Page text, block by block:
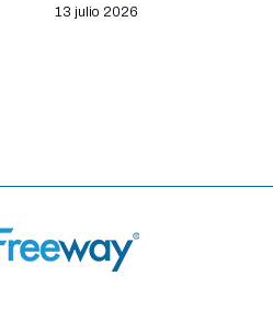
13 julio 2026